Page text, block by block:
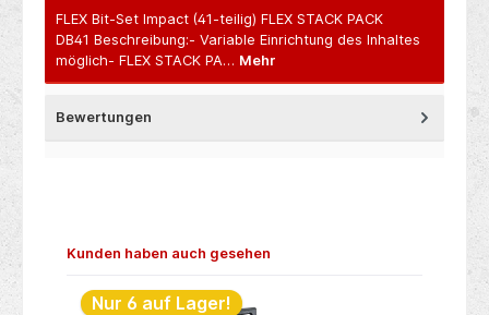
FLEX Bit-Set Impact (41-teilig) FLEX STACK PACK
DB41 Beschreibung:- Variable Einrichtung des Inhaltes
möglich- FLEX STACK PA… Mehr
Bewertungen
Produktgalerie überspringen
Kunden haben auch gesehen
Nur 6 auf Lager!